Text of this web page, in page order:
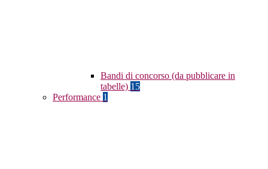
Bandi di concorso (da pubblicare in
tabelle) 15
Performance 1